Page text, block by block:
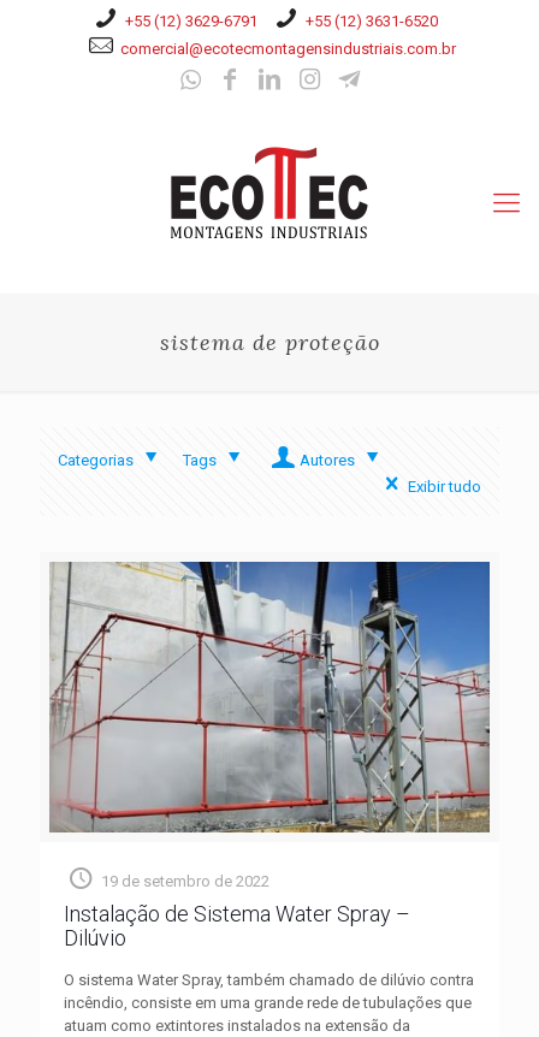
+55 (12) 3629-6791
+55 (12) 3631-6520
comercial@ecotecmontagensindustriais.com.br
sistema de proteção
Categorias Tags
Autores
Exibir tudo
19 de setembro de 2022
Instalação de Sistema Water Spray –
Dilúvio
O sistema Water Spray, também chamado de dilúvio contra
incêndio, consiste em uma grande rede de tubulações que
atuam como extintores instalados na extensão da